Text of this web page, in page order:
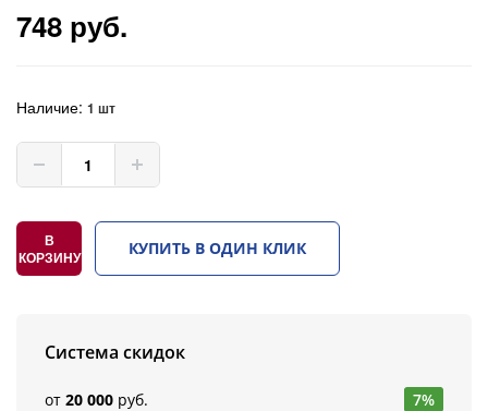
748 руб.
Наличие: 1 шт
В
КОРЗИНУ
КУПИТЬ В ОДИН КЛИК
Система скидок
от 20 000 руб. 7%